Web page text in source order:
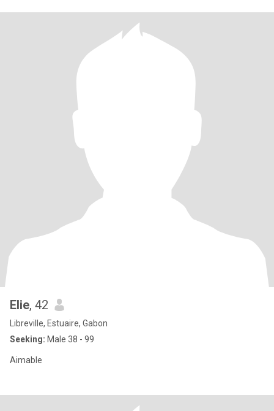
Elie, 42
Libreville, Estuaire, Gabon
Seeking: Male 38 - 99
Aimable